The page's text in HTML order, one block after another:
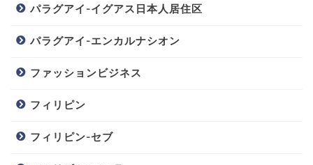
パラグアイ-イグアス日本人居住区
パラグアイ-エンカルナシオン
ファッションビジネス
フィリピン
フィリピン-セブ